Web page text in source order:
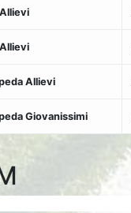
Allievi
Giovanissimi